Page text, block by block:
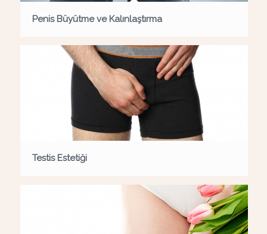
Penis Büyütme ve Kalınlaştırma
Testis Estetiği